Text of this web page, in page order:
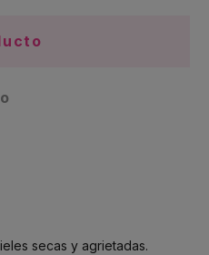
secas y agrietadas.